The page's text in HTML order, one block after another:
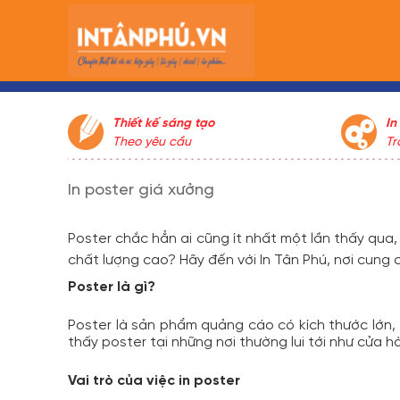
Thiết kế sáng tạo
Theo yêu cầu
In
In poster giá xưởng
Poster chắc hẳn ai cũng ít nhất một lần thấy
chất lượng cao? Hãy đến với In Tân Phú, nơi
Poster là gì?
Poster là sản phẩm quảng cáo có kích thước
thấy poster tại những nơi thường lui tới như cửa
Vai trò của việc in poster